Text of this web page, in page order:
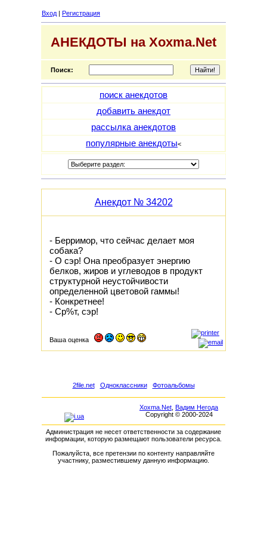
Вход | Регистрация
АНЕКДОТЫ на Xoxma.Net
Поиск:
поиск анекдотов
добавить анекдот
рассылка анекдотов
популярные анекдоты<
Анекдот № 34202
- Берримор, что сейчас делает моя
собака?
- О сэр! Она преобразует энергию
белков, жиров и углеводов в продукт
структурной неустойчивости
определенной цветовой гаммы!
- Конкретнее!
- Ср%т, сэр!
Ваша оценка
2file.net Одноклассники Фотоальбомы
Xoxma.Net Вадим Негода
Copyright © 2000-2024
Администрация не несет ответственности за содержание
информации, которую размещают пользователи ресурса.
Пожалуйста, все претензии по контенту направляйте
участнику, разместившему данную информацию.